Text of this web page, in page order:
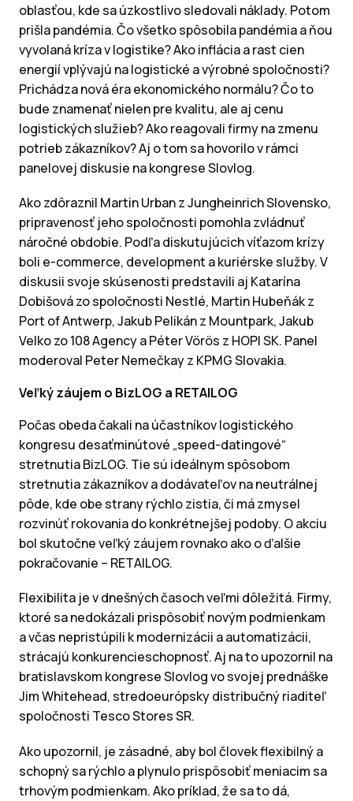
oblasťou, kde sa úzkostlivo sledovali náklady. Potom
prišla pandémia. Čo všetko spôsobila pandémia a ňou
vyvolaná kríza v logistike? Ako inflácia a rast cien
energií vplývajú na logistické a výrobné spoločnosti?
Prichádza nová éra ekonomického normálu? Čo to
bude znamenať nielen pre kvalitu, ale aj cenu
logistických služieb? Ako reagovali firmy na zmenu
potrieb zákazníkov? Aj o tom sa hovorilo v rámci
panelovej diskusie na kongrese Slovlog.
Ako zdôraznil Martin Urban z Jungheinrich Slovensko,
pripravenosť jeho spoločnosti pomohla zvládnuť
náročné obdobie. Podľa diskutujúcich víťazom krízy
boli e-commerce, development a kuriérske služby. V
diskusii svoje skúsenosti predstavili aj Katarína
Dobišová zo spoločnosti Nestlé, Martin Hubeňák z
Port of Antwerp, Jakub Pelikán z Mountpark, Jakub
Velko zo 108 Agency a Péter Vörös z HOPI SK. Panel
moderoval Peter Nemečkay z KPMG Slovakia.
Veľký záujem o BizLOG a RETAILOG
Počas obeda čakali na účastníkov logistického
kongresu desaťminútové „speed-datingové“
stretnutia BizLOG. Tie sú ideálnym spôsobom
stretnutia zákazníkov a dodávateľov na neutrálnej
pôde, kde obe strany rýchlo zistia, či má zmysel
rozvinúť rokovania do konkrétnejšej podoby. O akciu
bol skutočne veľký záujem rovnako ako o ďalšie
pokračovanie – RETAILOG.
Flexibilita je v dnešných časoch veľmi dôležitá. Firmy,
ktoré sa nedokázali prispôsobiť novým podmienkam
a včas nepristúpili k modernizácii a automatizácii,
strácajú konkurencieschopnosť. Aj na to upozornil na
bratislavskom kongrese Slovlog vo svojej prednáške
Jim Whitehead, stredoeurópsky distribučný riaditeľ
spoločnosti Tesco Stores SR.
Ako upozornil, je zásadné, aby bol človek flexibilný a
schopný sa rýchlo a plynulo prispôsobiť meniacim sa
trhovým podmienkam. Ako príklad, že sa to dá,